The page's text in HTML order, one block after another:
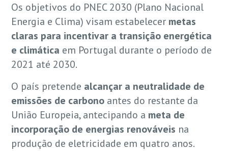
Os objetivos do PNEC 2030 (Plano Nacional
Energia e Clima) visam estabelecer metas
claras para incentivar a transição energética
e climática em Portugal durante o período de
2021 até 2030.
O país pretende alcançar a neutralidade de
emissões de carbono antes do restante da
União Europeia, antecipando a meta de
incorporação de energias renováveis na
produção de eletricidade em quatro anos.